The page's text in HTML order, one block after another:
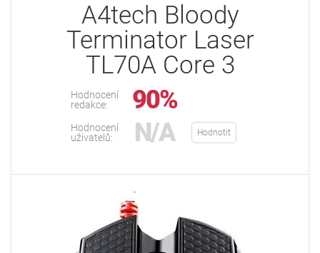
A4tech Bloody
Terminator Laser
TL70A Core 3
Hodnocení
redakce:
90%
Hodnocení
uživatelů:
N/A Hodnotit